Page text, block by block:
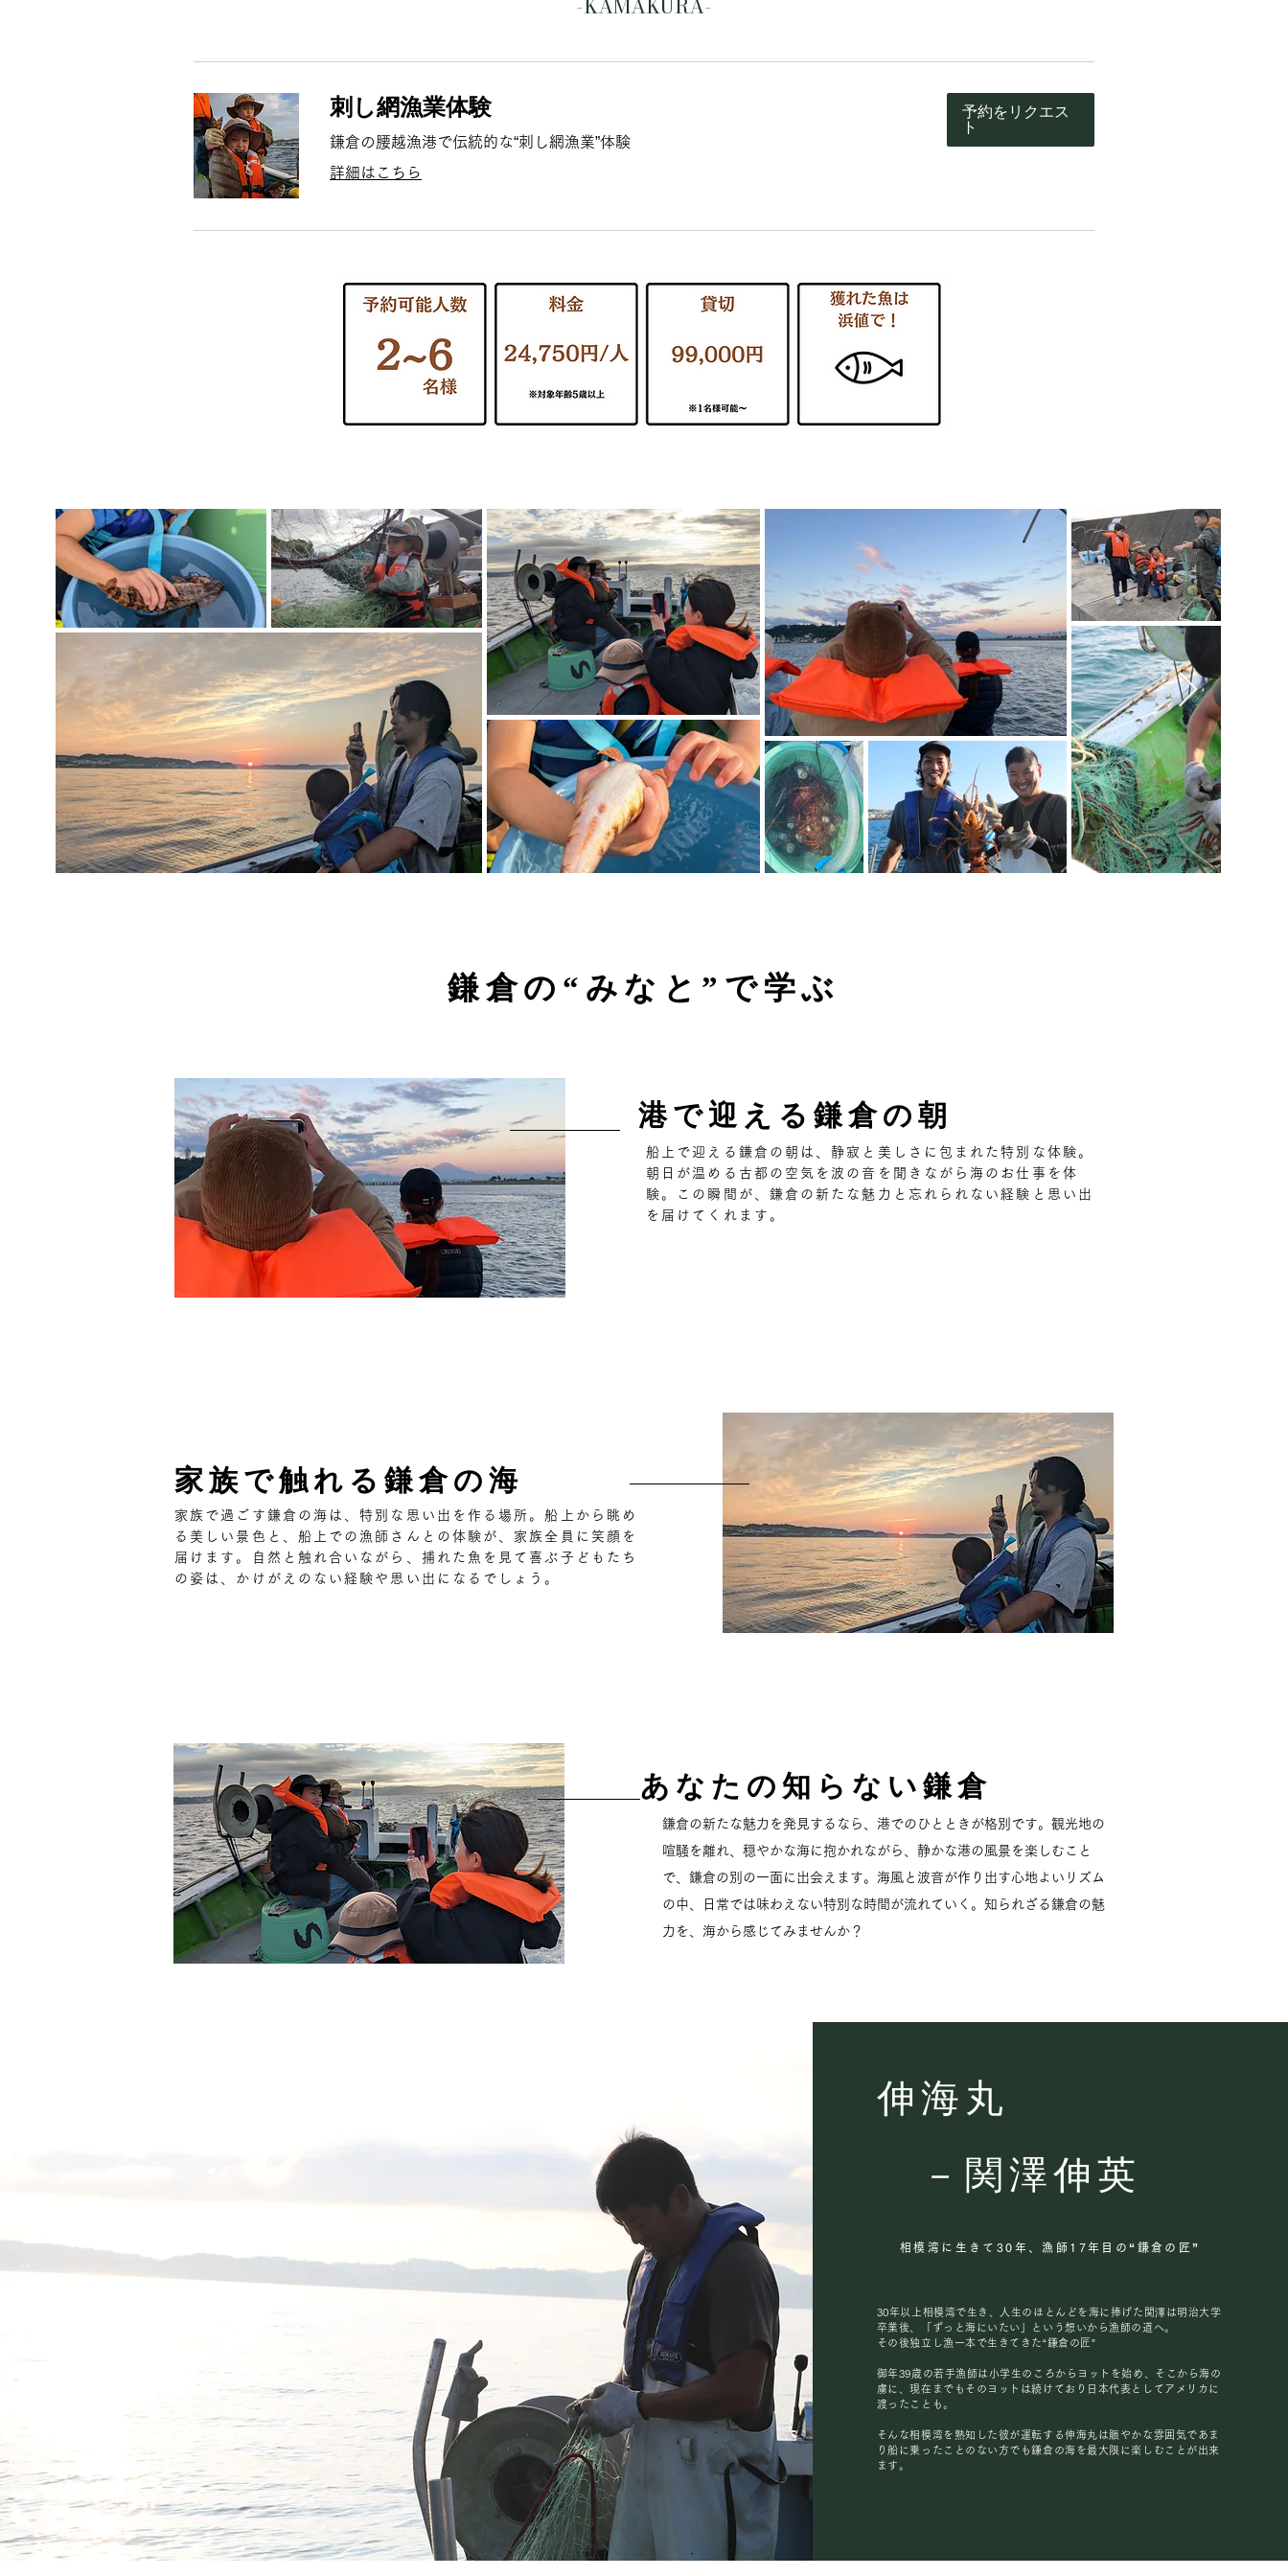
刺し網漁業体験
鎌倉の腰越漁港で伝統的な“刺し網漁業”体験
詳細はこちら
予約をリクエス
ト
​鎌倉の“みなと”で学ぶ
港で迎える鎌倉の朝
船上で迎える鎌倉の朝は、静寂と美しさに包まれた特別な体験。
朝日が温める古都の空気を波の音を聞きながら海のお仕事を体
験。
この瞬間が、鎌倉の新たな魅力と忘れられない経験と思い出
を届けてくれます。
​家族で触れる鎌倉の海
家族で過ごす鎌倉の海は、特別な思い出を作る場所。船上から眺め
る美しい景色と、船上での漁師さんとの体験が、家族全員に笑顔を
届けます。自然と触れ合いながら、捕れた魚を見て喜ぶ子どもたち
の姿は、かけがえのない経験や思い出になるでしょう。
​あなたの知らない鎌倉
鎌倉の新たな魅力を発見するなら、港でのひとときが格別です。観光地の
喧騒を離れ、穏やかな海に抱かれながら、静かな港の風景を楽しむこと
で、鎌倉の別の一面に出会えます。海風と波音が作り出す心地よいリズム
の中、日常では味わえない特別な時間が流れていく。知られざる鎌倉の魅
力を、海から感じてみませんか？
伸海丸
​－関澤伸英
相模湾に生きて30年、漁師17年目の“鎌倉の匠”
30年以上相模湾で生き、人生のほとんどを海に捧げた関澤 は明治大学
卒業後、「ずっと海にいたい」という想いから漁師の道へ。
その後独立し漁一本で生きてきた“鎌倉の匠”
御年39歳の若手漁師は ​小学生のころからヨットを始め、そこから海の
虜に、現在までもそのヨットは続けており日本代表としてアメリカに
渡ったことも。
そんな相模湾を熟知した彼が運転する伸海丸は賑やかな雰囲気であま
り船に乗ったことのない方でも鎌倉の海を最大限に楽しむことが出来
ます。